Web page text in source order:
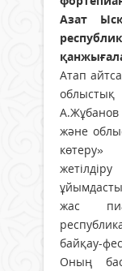
Азат
Атап
облыстық
және
көтеру»
жас
байқау-
Оның